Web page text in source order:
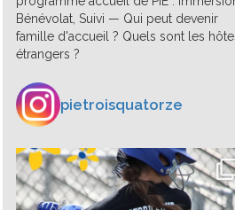
Bénévolat, Suivi — Qui peut devenir
famille d'accueil ? Quels sont les
étrangers ?
pietroisquatorze